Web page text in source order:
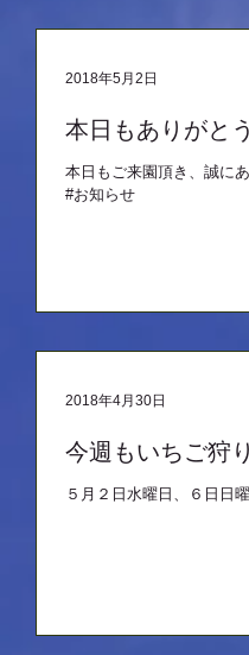
本日もありがと
本日もご来園頂き、誠に
#お知らせ
2018年5月2日
今週もいちご狩
５月２日水曜日、６日日
2018年4月30日